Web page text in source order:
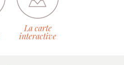
La carte
interactive